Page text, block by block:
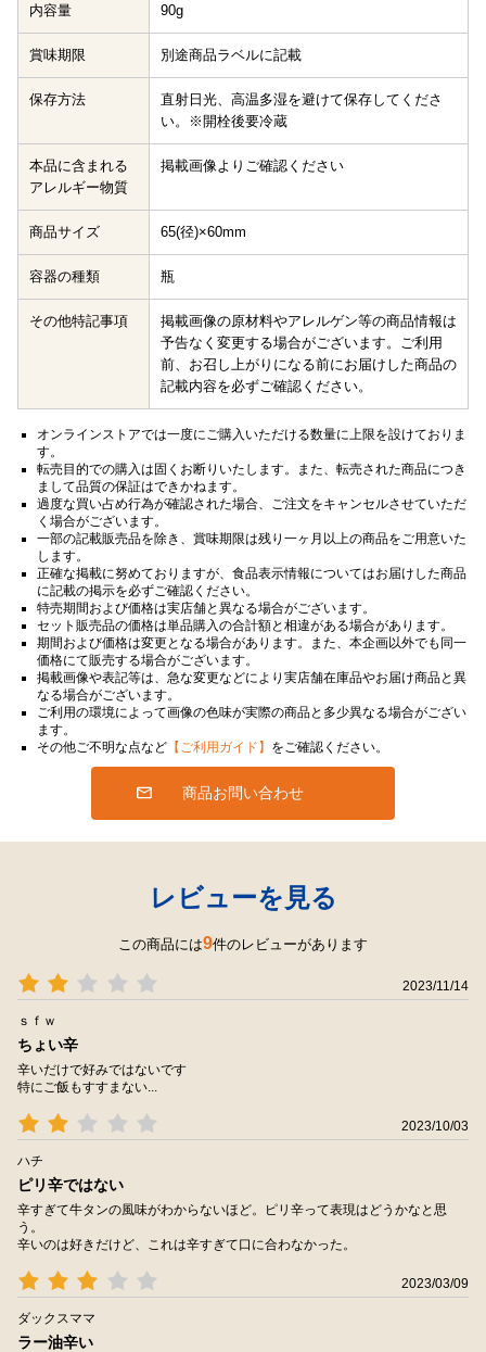
内容量 90g
賞味期限 別途商品ラベルに記載
保存方法
直射日光、高温多湿を避けて保存してくださ
い。※開栓後要冷蔵
本品に含まれる
アレルギー物質
掲載画像よりご確認ください
商品サイズ 65(径)×60mm
容器の種類 瓶
その他特記事項
掲載画像の原材料やアレルゲン等の商品情報は
予告なく変更する場合がございます。ご利用
前、お召し上がりになる前にお届けした商品の
記載内容を必ずご確認ください。
オンラインストアでは一度にご購入いただける数量に上限を設けておりま
す。
転売目的での購入は固くお断りいたします。また、転売された商品につき
まして品質の保証はできかねます。
過度な買い占め行為が確認された場合、ご注文をキャンセルさせていただ
く場合がございます。
一部の記載販売品を除き、賞味期限は残り一ヶ月以上の商品をご用意いた
します。
正確な掲載に努めておりますが、食品表示情報についてはお届けした商品
に記載の掲示を必ずご確認ください。
特売期間および価格は実店舗と異なる場合がございます。
セット販売品の価格は単品購入の合計額と相違がある場合があります。
期間および価格は変更となる場合があります。また、本企画以外でも同一
価格にて販売する場合がございます。
掲載画像や表記等は、急な変更などにより実店舗在庫品やお届け商品と異
なる場合がございます。
ご利用の環境によって画像の色味が実際の商品と多少異なる場合がござい
ます。
その他ご不明な点など 【ご利用ガイド】 をご確認ください。
商品お問い合わせ
レビューを見る
この商品には9件のレビューがあります
2023/11/14
ｓｆｗ
ちょい辛
辛いだけで好みではないです
特にご飯もすすまない...
2023/10/03
ハチ
ピリ辛ではない
辛すぎて牛タンの風味がわからないほど。ピリ辛って表現はどうかなと思
う。
辛いのは好きだけど、これは辛すぎて口に合わなかった。
2023/03/09
ダックスママ
ラー油辛い